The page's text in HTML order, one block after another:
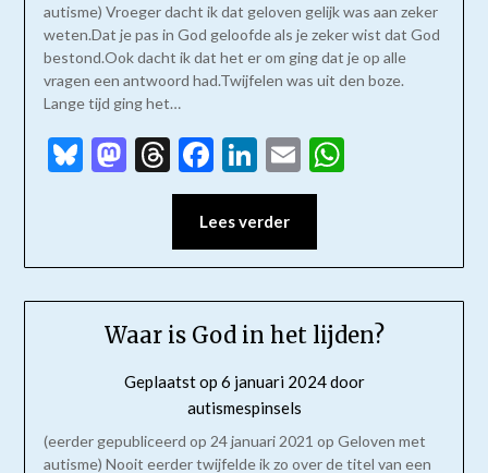
autisme) Vroeger dacht ik dat geloven gelijk was aan zeker
weten.Dat je pas in God geloofde als je zeker wist dat God
bestond.Ook dacht ik dat het er om ging dat je op alle
vragen een antwoord had.Twijfelen was uit den boze.
Lange tijd ging het…
Bluesky
Mastodon
Threads
Facebook
LinkedIn
Email
Lees verder
Waar is God in het lijden?
Geplaatst op 6 januari 2024door
autismespinsels
(eerder gepubliceerd op 24 januari 2021 op Geloven met
autisme) Nooit eerder twijfelde ik zo over de titel van een